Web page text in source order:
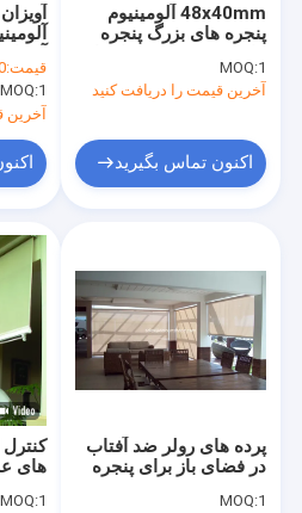
قیمت:
MOQ:1
آخرین
48x40mm آلومینیوم
پنجره های بزرگ پنجره
دور
MOQ:1
آخرین قیمت را دریافت کنید
اکنون تماس بگیرید
کنترل
های
MOQ:1
پرده های رولر ضد آفتاب
در فضای باز برای پنجره
MOQ:1